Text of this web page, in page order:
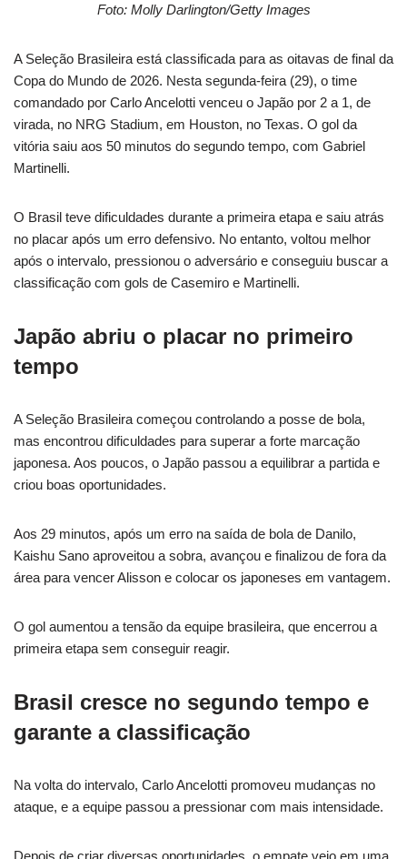
Foto: Molly Darlington/Getty Images
A Seleção Brasileira está classificada para as oitavas de final da
Copa do Mundo de 2026. Nesta segunda-feira (29), o time
comandado por Carlo Ancelotti venceu o Japão por 2 a 1, de
virada, no NRG Stadium, em Houston, no Texas. O gol da
vitória saiu aos 50 minutos do segundo tempo, com Gabriel
Martinelli.
O Brasil teve dificuldades durante a primeira etapa e saiu atrás
no placar após um erro defensivo. No entanto, voltou melhor
após o intervalo, pressionou o adversário e conseguiu buscar a
classificação com gols de Casemiro e Martinelli.
Japão abriu o placar no primeiro
tempo
A Seleção Brasileira começou controlando a posse de bola,
mas encontrou dificuldades para superar a forte marcação
japonesa. Aos poucos, o Japão passou a equilibrar a partida e
criou boas oportunidades.
Aos 29 minutos, após um erro na saída de bola de Danilo,
Kaishu Sano aproveitou a sobra, avançou e finalizou de fora da
área para vencer Alisson e colocar os japoneses em vantagem.
O gol aumentou a tensão da equipe brasileira, que encerrou a
primeira etapa sem conseguir reagir.
Brasil cresce no segundo tempo e
garante a classificação
Na volta do intervalo, Carlo Ancelotti promoveu mudanças no
ataque, e a equipe passou a pressionar com mais intensidade.
Depois de criar diversas oportunidades, o empate veio em uma